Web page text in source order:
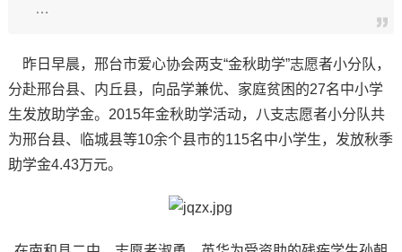
…
昨日早晨，邢台市爱心协会两支“金秋助学”志愿者小分队，
分赴邢台县、内丘县，向品学兼优、家庭贫困的27名中小学
生发放助学金。2015年金秋助学活动，八支志愿者小分队共
为邢台县、临城县等10余个县市的115名中小学生，发放秋季
助学金4.43万元。